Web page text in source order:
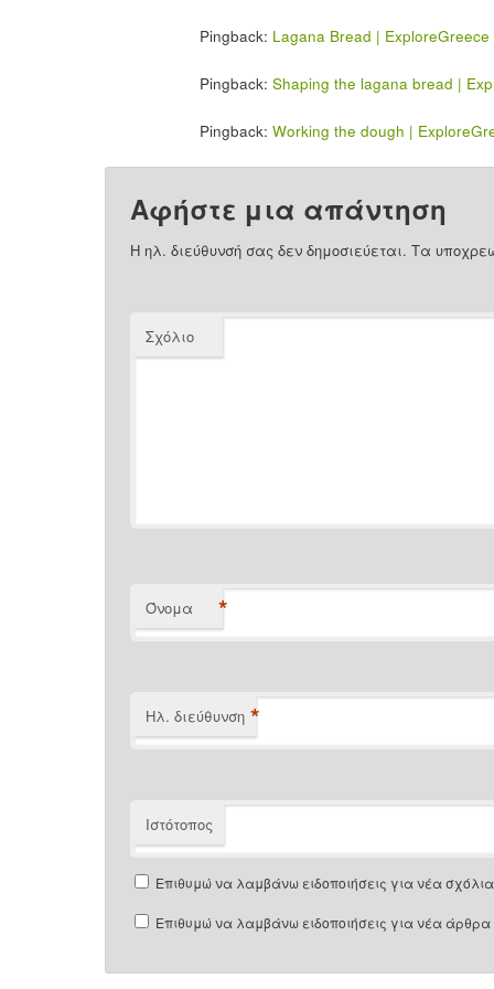
Pingback: Lagana Bread | ExploreGreece
Pingback: Shaping the lagana bread |
Pingback: Working the dough |
Αφήστε μια απάντηση
Η ηλ. διεύθυνσή σας δεν δημοσιεύεται. Τα
Σχόλιο
Όνομα *
Ηλ. διεύθυνση *
Ιστότοπος
Επιθυμώ να λαμβάνω ειδοποιήσεις για νέα
Επιθυμώ να λαμβάνω ειδοποιήσεις για νέα